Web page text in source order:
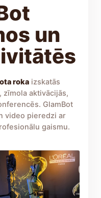
un
rokaizskatās
zīmola aktivācijās,
GlamBot
video pieredzi ar
gaismu.